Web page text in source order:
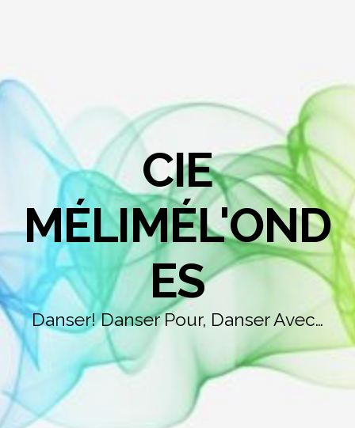
CIE
MÉLIMÉL'OND
ES
Danser! Danser Pour, Danser Avec…